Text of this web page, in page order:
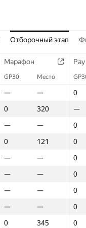
Отборочный этап
Марафон
GP30 Место
— —
0
0 320
—
— —
0
0 121
0
— —
0
— —
0
— —
0
— —
0
0 345
0
Марафон
GP30 Место
— —
0
0 320
—
— —
0
0 121
0
— —
0
— —
0
— —
0
— —
0
0 345
0